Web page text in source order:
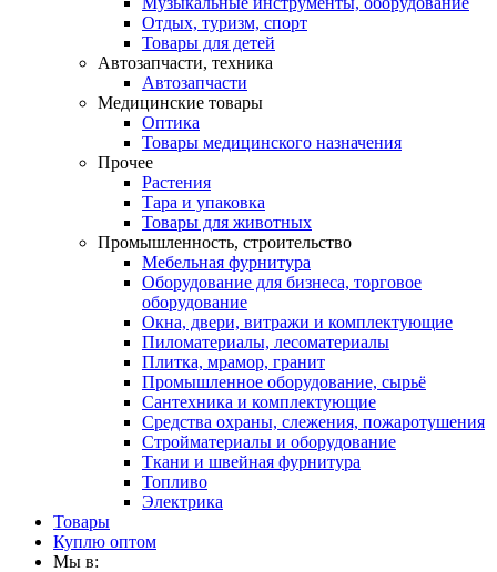
Отдых, туризм, спорт
Товары для детей
Автозапчасти, техника
Автозапчасти
Медицинские товары
Оптика
Товары медицинского назначения
Прочее
Растения
Тара и упаковка
Товары для животных
Промышленность, строительство
Мебельная фурнитура
Оборудование для бизнеса, торговое
оборудование
Окна, двери, витражи и комплектующие
Пиломатериалы, лесоматериалы
Плитка, мрамор, гранит
Промышленное оборудование, сырьё
Сантехника и комплектующие
Средства охраны, слежения, пожаротушения
Стройматериалы и оборудование
Ткани и швейная фурнитура
Топливо
Электрика
Товары
Куплю оптом
Мы в: